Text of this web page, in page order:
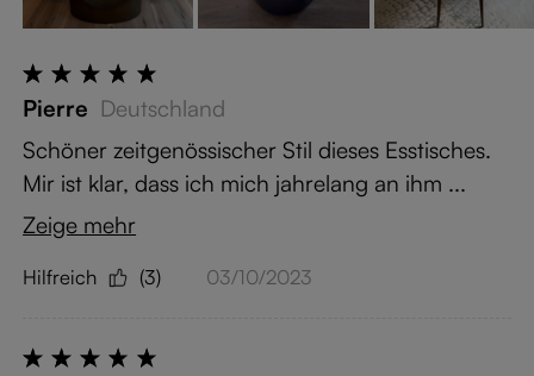
Pierre Deutschland
Schöner zeitgenössischer Stil dieses Esstisches.
Mir ist klar, dass ich mich jahrelang an ihm ...
Zeige mehr
Hilfreich (3) 03/10/2023